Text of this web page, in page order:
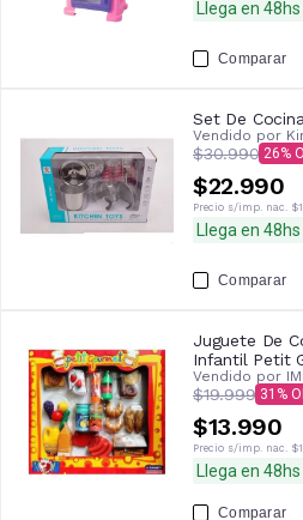
Llega en 48hs
Comparar
Set De
Vendido por
$30.990 26
$22.990
Precio s/imp. nac.
Llega en 48hs
Comparar
Juguete De
Infantil Petit
Vendido por
$19.999 31
$13.990
Precio s/imp. nac.
Llega en 48hs
Comparar